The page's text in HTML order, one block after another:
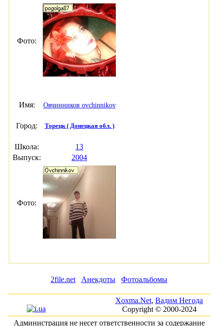
Фото:
Имя: Овчинников ovchinnikov
Город: Торецк ( Донецкая обл. )
Школа:
13
Выпуск:
2004
Фото:
2file.net Анекдоты Фотоальбомы
Xoxma.Net, Вадим Негода
Copyright © 2000-2024
Администрация не несет ответственности за содержание